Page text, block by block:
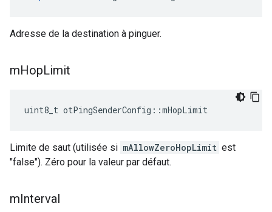
Adresse de la destination à pinguer.
mHopLimit
uint8_t otPingSenderConfig ::mHopLimit
Limite de saut (utilisée si mAllowZeroHopLimit est
"false"). Zéro pour la valeur par défaut.
mInterval